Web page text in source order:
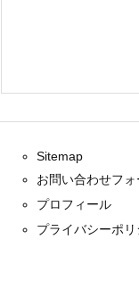
Sitemap
お問い合わせフォ
プロフィール
プライバシーポリ